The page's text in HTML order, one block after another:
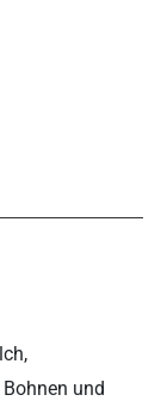
und